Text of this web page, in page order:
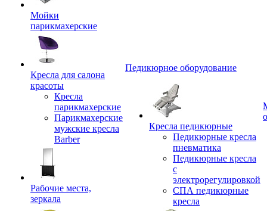
Мойки
парикмахерские
Кресла для салона
красоты
Кресла
парикмахерские
Парикмахерские
мужские кресла
Barber
Рабочие места,
зеркала
Педикюрное оборудование
Кресла педикюрные
Педикюрные кресла
пневматика
Педикюрные кресла
с
электрорегулировкой
СПА педикюрные
кресла